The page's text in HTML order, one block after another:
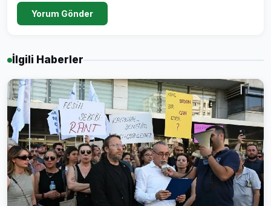
Yorum Gönder
İlgili Haberler